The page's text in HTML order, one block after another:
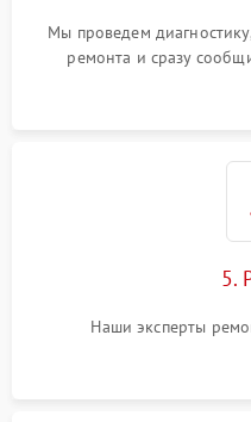
Мы проведем
ремонта и сразу
5.
Наши эксперты